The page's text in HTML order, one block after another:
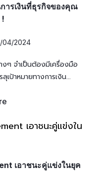
ารเงินที่ธุรกิจของคุณ
!
04/2024
ๆ จำเป็นต้องมีเครื่องมือ
ป้าหมายทางการเงิน...
เอาชนะคู่แข่งในยุค